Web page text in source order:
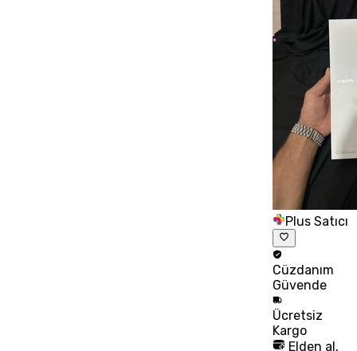
Plus Satıcı
Cüzdanım
Güvende
Ücretsiz
Kargo
Elden al,